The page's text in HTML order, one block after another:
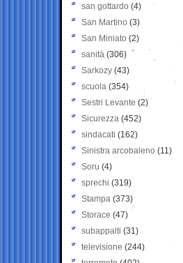
san gottardo (4)
San Martino (3)
San Miniato (2)
sanità (306)
Sarkozy (43)
scuola (354)
Sestri Levante (2)
Sicurezza (452)
sindacati (162)
Sinistra arcobaleno (11)
Soru (4)
sprechi (319)
Stampa (373)
Storace (47)
subappalti (31)
televisione(244)